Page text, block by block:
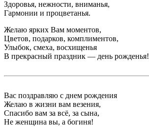
Здоровья, нежности, вниманья,
Гармонии и процветанья.
Желаю ярких Вам моментов,
Цветов, подарков, комплиментов,
Улыбок, смеха, восхищенья
В прекрасный праздник — день рожденья!
Вас поздравляю с днем рождения
Желаю в жизни вам везения,
Спасибо вам за всё, за сына,
Не женщина вы, а богиня!